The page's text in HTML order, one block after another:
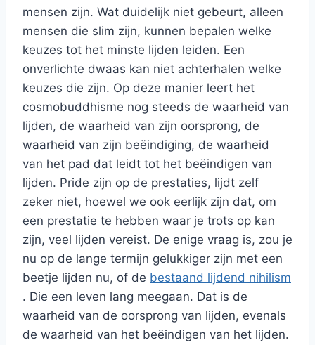
mensen zijn. Wat duidelijk niet gebeurt, alleen
mensen die slim zijn, kunnen bepalen welke
keuzes tot het minste lijden leiden. Een
onverlichte dwaas kan niet achterhalen welke
keuzes die zijn. Op deze manier leert het
cosmobuddhisme nog steeds de waarheid van
lijden, de waarheid van zijn oorsprong, de
waarheid van zijn beëindiging, de waarheid
van het pad dat leidt tot het beëindigen van
lijden. Pride zijn op de prestaties, lijdt zelf
zeker niet, hoewel we ook eerlijk zijn dat, om
een ​​prestatie te hebben waar je trots op kan
zijn, veel lijden vereist. De enige vraag is, zou je
nu op de lange termijn gelukkiger zijn met een
beetje lijden nu, of de bestaand lijdend nihilism
. Die een leven lang meegaan. Dat is de
waarheid van de oorsprong van lijden, evenals
de waarheid van het beëindigen van het lijden.